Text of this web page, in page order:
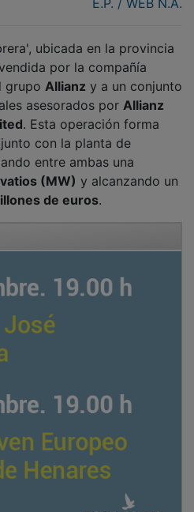
E.P. / WEB N.A.
ubicada en la provincia
por la compañía
grupo Allianz
y a un conjunto
asesorados por
Allianz
. Esta operación forma
con la planta de
entre ambas una
(MW) y alcanzando un